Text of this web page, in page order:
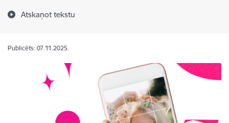
Atskaņot tekstu
Publicēts: 07.11.2025.